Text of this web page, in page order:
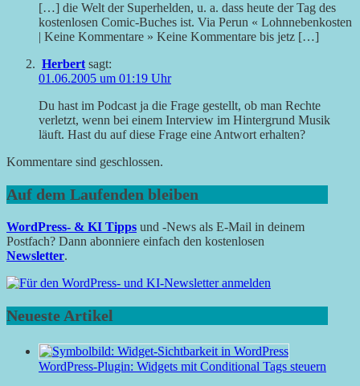
[…] die Welt der Superhelden, u. a. dass heute der Tag des
kostenlosen Comic-Buches ist. Via Perun « Lohnnebenkosten
| Keine Kommentare » Keine Kommentare bis jetz […]
Herbert sagt:
01.06.2005 um 01:19 Uhr
Du hast im Podcast ja die Frage gestellt, ob man Rechte
verletzt, wenn bei einem Interview im Hintergrund Musik
läuft. Hast du auf diese Frage eine Antwort erhalten?
Kommentare sind geschlossen.
Auf dem Laufenden bleiben
WordPress- & KI Tipps und -News als E-Mail in deinem
Postfach? Dann abonniere einfach den kostenlosen
Newsletter.
Neueste Artikel
WordPress-Plugin: Widgets mit Conditional Tags steuern